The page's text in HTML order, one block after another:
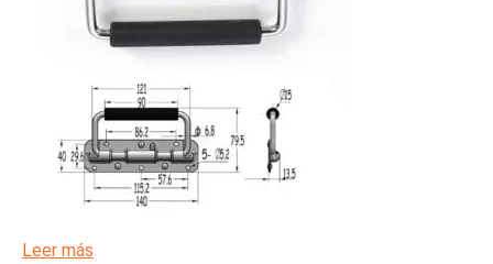
Leer más